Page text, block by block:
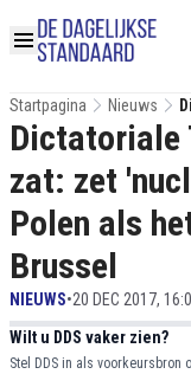
Startpagina Nieuws
Dictatoriale
zat: zet
Polen als
Brussel
NIEUWS•20 DEC 2017,
Wilt u DDS vaker zien?
Stel DDS in als voorkeursbron